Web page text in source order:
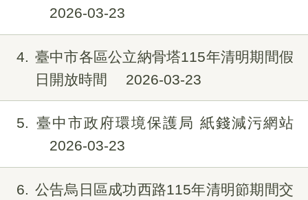
2026-03-23
4
臺中市各區公立納骨塔115年清明期間假
日開放時間
2026-03-23
5
臺中市政府環境保護局 紙錢減污網站
2026-03-23
6
公告烏日區成功西路115年清明節期間交